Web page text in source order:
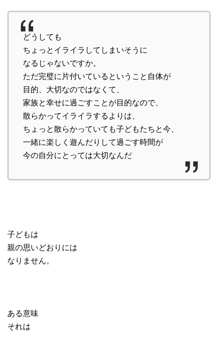
どうしても
ちょっとイライラしてしまいそうに
なるじゃないですか。
ただ完璧に片付いているということ自体が
目的、大切なのではなくて、
家族と幸せに過ごすことが目的なので、
散らかってイライラするよりは、
ちょっと散らかっていても子どもたちと今、
一緒に楽しく遊んだりして過ごす時間が
今の自分にとっては大切なんだ
子どもは
親の思いどおりには
なりません。
ある意味
それは